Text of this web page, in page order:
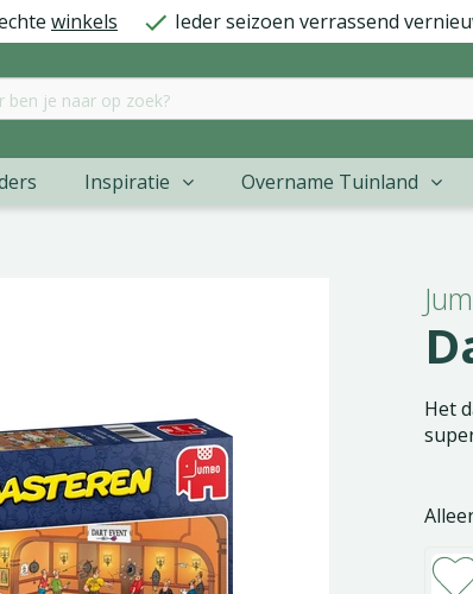
winkels Ieder seizoen verrassend
Inspiratie Overname Tuinland
Het